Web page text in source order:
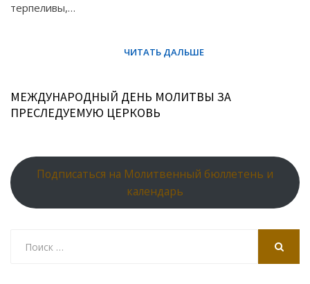
терпеливы,…
МЕЖДУНАРОДНЫЙ ДЕНЬ МОЛИТВЫ ЗА
ПРЕСЛЕДУЕМУЮ ЦЕРКОВЬ
Подписаться на Молитвенный бюллетень и
календарь